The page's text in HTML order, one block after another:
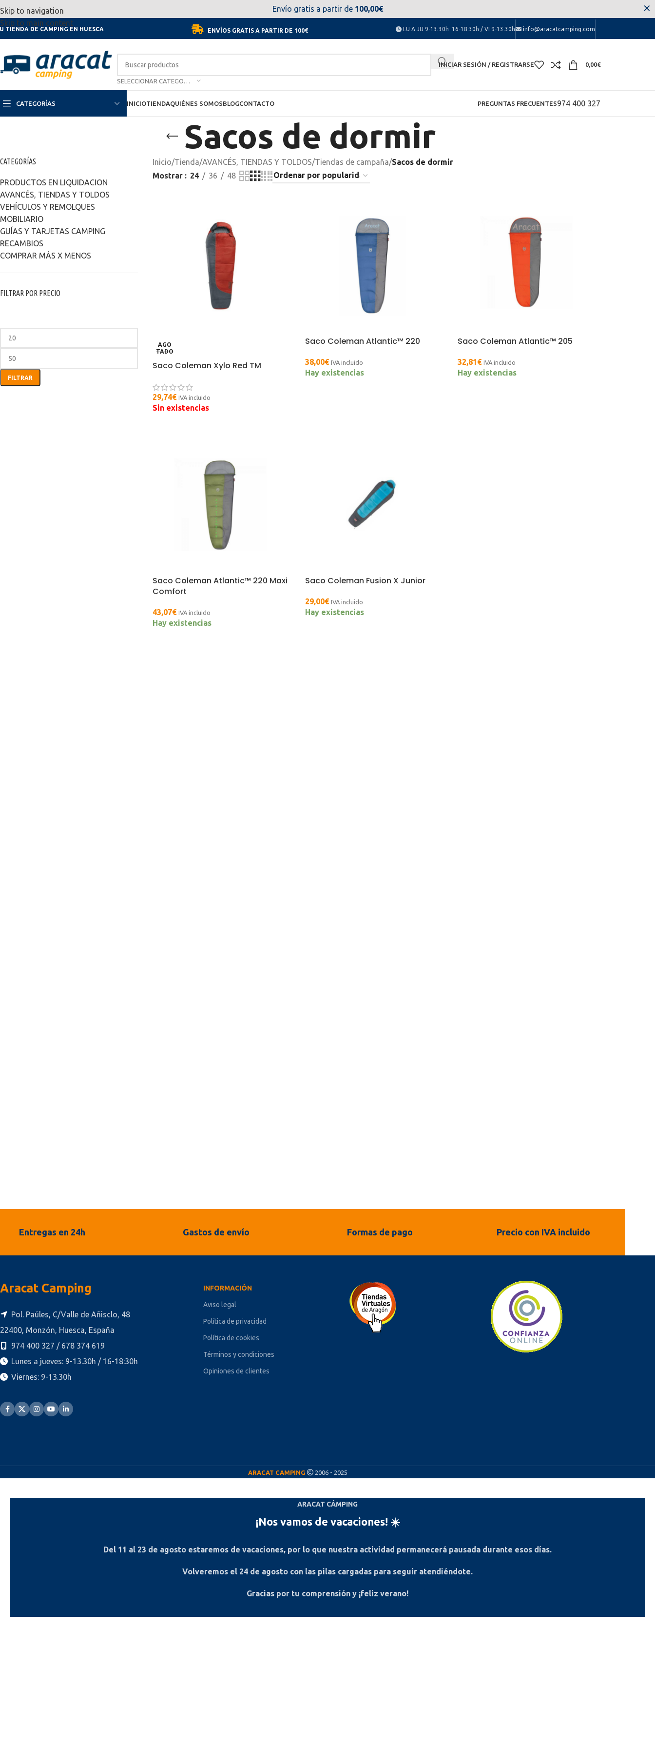
Skip to navigation
Skip to main content
Por motivo de las vacaciones, del día 11 al 23 de agosto no estaremos disponibles. Disculpen las molestias.
TIENDA DE CAMPING EN HUESCA ENVÍOS GRATIS A PARTIR DE 100€ LU A JU 9-13.30h 16-18:30h / VI 9-13.30h info@aracatcamping.com
INICIAR SESIÓN / REGISTRARSE 0,00€
CATEGORÍAS INICIOTIENDAQUIÉNES SOMOSBLOGCONTACTO PREGUNTAS FRECUENTES974 400 327
Sacos de dormir
CATEGORÍAS
PRODUCTOS EN LIQUIDACION
AVANCÉS, TIENDAS Y TOLDOS
VEHÍCULOS Y REMOLQUES
MOBILIARIO
GUÍAS Y TARJETAS CAMPING
RECAMBIOS
COMPRAR MÁS X MENOS
FILTRAR POR PRECIO
FILTRAR
Inicio/Tienda/AVANCÉS, TIENDAS Y TOLDOS/Tiendas de campaña/Sacos de dormir
Envío gratis a partir de 100,00€ ✕
Mostrar 24 36 48
AGO
TADO
Saco Coleman Xylo Red TM
29,74€ IVA incluido
Sin existencias
Saco Coleman Atlantic™ 220
38,00€ IVA incluido
Hay existencias
Saco Coleman Atlantic™ 205
32,81€ IVA incluido
Hay existencias
Saco Coleman Atlantic™ 220 Maxi
Comfort
43,07€ IVA incluido
Hay existencias
Saco Coleman Fusion X Junior
29,00€ IVA incluido
Hay existencias
Entregas en 24h Gastos de envío Formas de pago Precio con IVA incluido
Aracat Camping
Pol. Paúles, C/Valle de Añisclo, 48
22400, Monzón, Huesca, España
974 400 327 / 678 374 619
Lunes a jueves: 9-13.30h / 16-18:30h
Viernes: 9-13.30h
INFORMACIÓN
Aviso legal
Política de privacidad
Política de cookies
Términos y condiciones
Opiniones de clientes
ARACAT CAMPING 2006 - 2025
ARACAT CÁMPING
¡Nos vamos de vacaciones! ☀️
Del 11 al 23 de agosto estaremos de vacaciones, por lo que nuestra actividad permanecerá pausada durante esos días.
Volveremos el 24 de agosto con las pilas cargadas para seguir atendiéndote.
Gracias por tu comprensión y ¡feliz verano!